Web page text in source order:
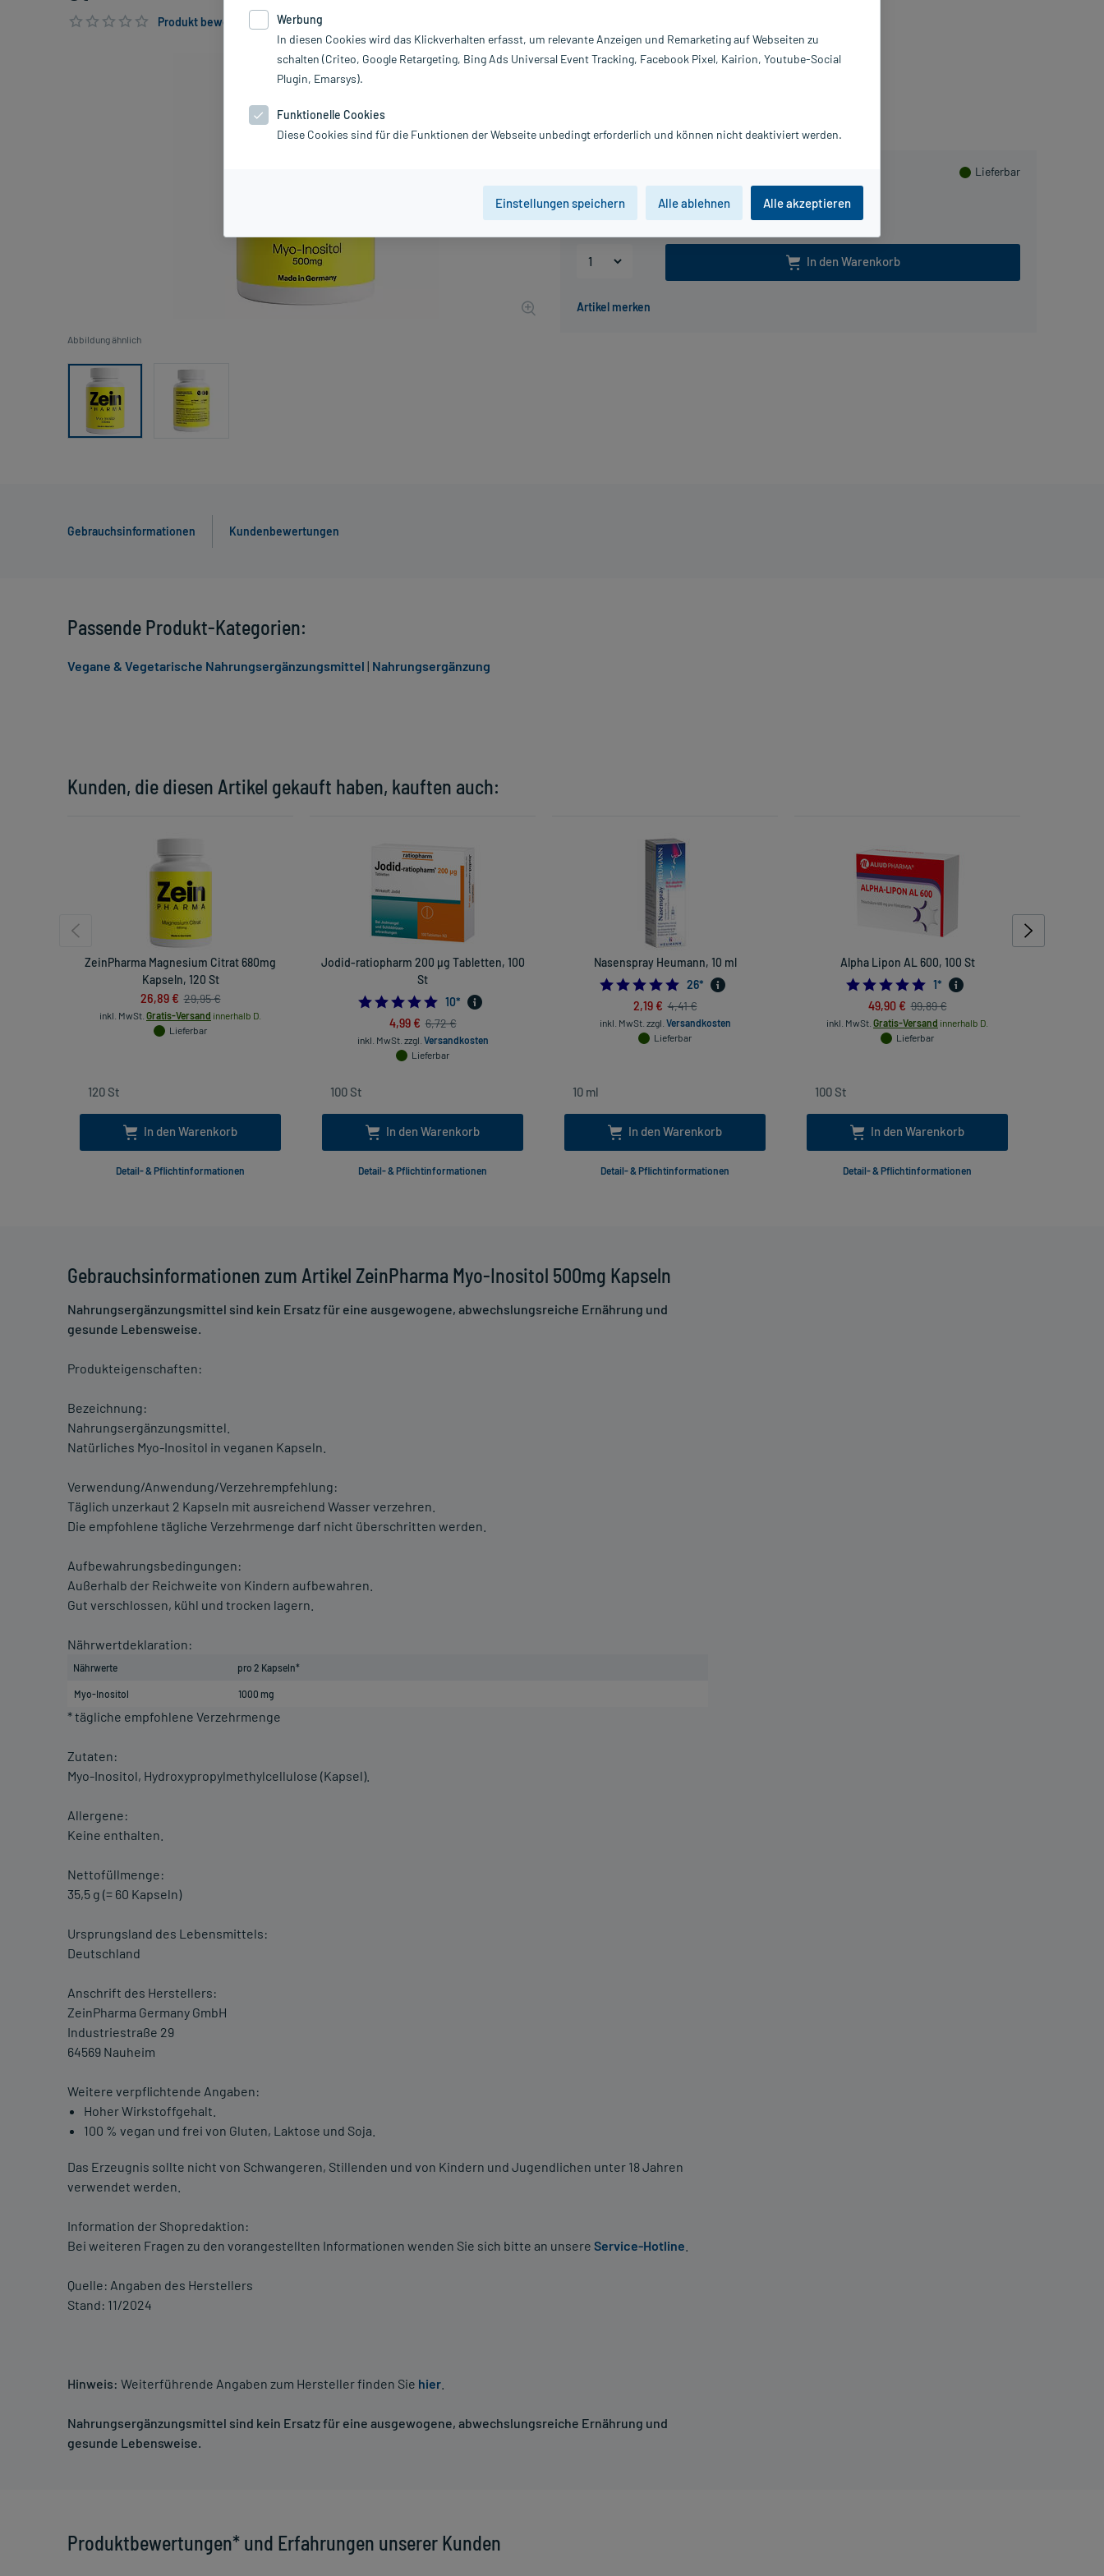
Produkt bewerten & PlusHerzen sichern
Abbildung ähnlich
inkl. MwSt. zzgl. Versandkosten
Lieferbar
60 St 180 St
In den Warenkorb
PZN:
11235485
Hersteller:
ZeinPharma Germany GmbH
Gebrauchsinformationen Kundenbewertungen
Gebrauchsinformationen zum Artikel ZeinPharma Myo-Inositol 500mg Kapseln
Nahrungsergänzungsmittel sind kein Ersatz für eine ausgewogene, abwechslungsreiche Ernährung und
gesunde Lebensweise.
Produkteigenschaften:
Bezeichnung:
Nahrungsergänzungsmittel.
Natürliches Myo-Inositol in veganen Kapseln.
Verwendung/Anwendung/Verzehrempfehlung:
Täglich unzerkaut 2 Kapseln mit ausreichend Wasser verzehren.
Die empfohlene tägliche Verzehrmenge darf nicht überschritten werden.
Aufbewahrungsbedingungen:
Außerhalb der Reichweite von Kindern aufbewahren.
Gut verschlossen, kühl und trocken lagern.
Nährwertdeklaration:
Nährwerte pro 2 Kapseln*
Myo-Inositol 1000 mg
* tägliche empfohlene Verzehrmenge
Zutaten:
Myo-Inositol, Hydroxypropylmethylcellulose (Kapsel).
Allergene:
Keine enthalten.
Nettofüllmenge:
35,5 g (= 60 Kapseln)
Ursprungsland des Lebensmittels:
Deutschland
Anschrift des Herstellers:
ZeinPharma Germany GmbH
Industriestraße 29
64569 Nauheim
Weitere verpflichtende Angaben:
Hoher Wirkstoffgehalt.
100 % vegan und frei von Gluten, Laktose und Soja.
Das Erzeugnis sollte nicht von Schwangeren, Stillenden und von Kindern und Jugendlichen unter 18 Jahren
verwendet werden.
Information der Shopredaktion:
Bei weiteren Fragen zu den vorangestellten Informationen wenden Sie sich bitte an unsere Service-Hotline
Quelle: Angaben des Herstellers
Stand: 11/2024
Hinweis: Weiterführende Angaben zum Hersteller finden Sie hier
Nahrungsergänzungsmittel sind kein Ersatz für eine ausgewogene, abwechslungsreiche Ernährung und
gesunde Lebensweise.
Produktbewertungen* und Erfahrungen unserer Kunden
Kunden, die diesen Artikel gekauft haben, kauften auch:
ZeinPharma Magnesium Citrat 680mg
Kapseln, 120 St
26,89 € 29,95 €
inkl. MwSt. Gratis-Versand innerhalb D.
Lieferbar
In den Warenkorb
Detail- & Pflichtinformationen
Jodid-ratiopharm 200 µg Tabletten, 100
St
4.9
10*
4,99 € 6,72 €
inkl. MwSt. zzgl. Versandkosten
Lieferbar
In den Warenkorb
Detail- & Pflichtinformationen
Nasenspray Heumann, 10 ml
4.8076923076923075
26*
2,19 € 4,41 €
inkl. MwSt. zzgl. Versandkosten
Lieferbar
In den Warenkorb
Detail- & Pflichtinformationen
Alpha Lipon AL 600, 100 St
5.0
1*
49,90 € 99,89 €
inkl. MwSt. Gratis-Versand innerhalb D.
Lieferbar
In den Warenkorb
Detail- & Pflichtinformationen
Passende Produkt-Kategorien:
Vegane & Vegetarische Nahrungsergänzungsmittel | Nahrungsergänzung
Werbung
In diesen Cookies wird das Klickverhalten erfasst, um relevante Anzeigen und Remarketing auf Webseiten zu
schalten (Criteo, Google Retargeting, Bing Ads Universal Event Tracking, Facebook Pixel, Kairion, Youtube-Social
Plugin, Emarsys).
Funktionelle Cookies
Diese Cookies sind für die Funktionen der Webseite unbedingt erforderlich und können nicht deaktiviert werden.
Einstellungen speichern Alle ablehnen Alle akzeptieren